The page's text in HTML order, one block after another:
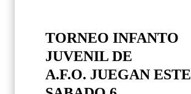
TORNEO INFANTO
JUVENIL DE
A.F.O. JUEGAN ESTE